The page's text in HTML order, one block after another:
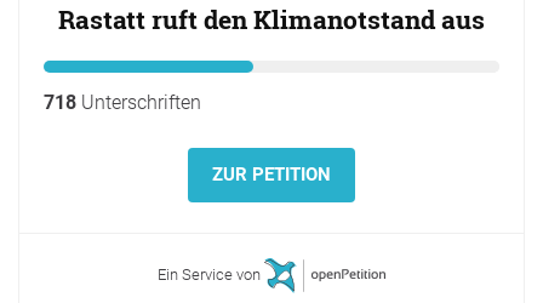
Rastatt ruft den Klimanotstand aus
718 Unterschriften
ZUR PETITION
Ein Service von